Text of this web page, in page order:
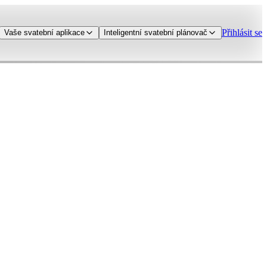
Vaše svatební aplikace Inteligentní svatební plánovač Přihlásit se